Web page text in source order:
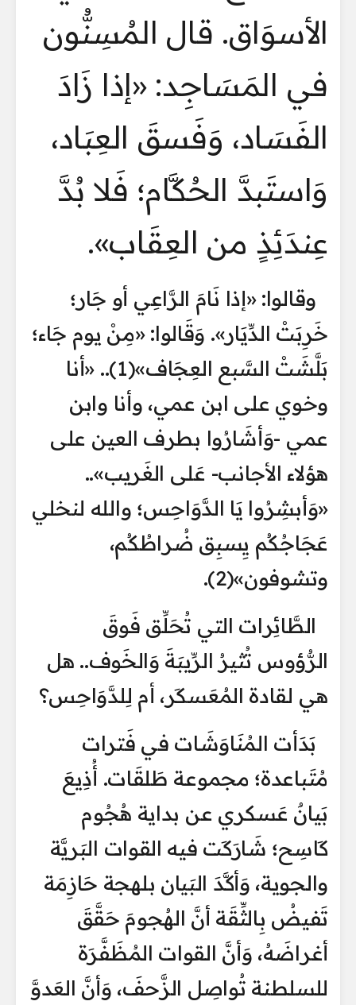
الأسوَاق. قال المُسِنُّون
في المَسَاجِد: «إذا زَادَ
الفَسَاد، وَفَسقَ العِبَاد،
وَاستَبدَّ الحُكَّام؛ فَلا بُدَّ
عِندَئِذٍ من العِقَاب».
وقالوا: «إذا نَامَ الرَّاعِي أو جَار؛
خَرِبَتْ الدِّيَار». وَقَالوا: «مِنْ يوم جَاء؛
بَلَّشَتْ السَّبع العِجَاف»(1).. «أنا
وخوي على ابن عمي، وأنا وابن
عمي -وَأشَارُوا بطرف العين على
هؤلاء الأجانب- عَلى الغَريب»..
«وَأبشِرُوا يَا الدَّوَاحِس؛ والله لنخلي
عَجَاجُكُم يِسبِق ضُراطُكُم،
وتشوفون»(2).
الطَّائِرات التي تُحَلِّق فَوقَ
الرُّؤوس تُثيرُ الرِّيبَةَ وَالخَوف.. هل
هي لقادة المُعَسكَر، أم لِلدَّوَاحِس؟
بَدَأت المُنَاوَشَات في فَترات
مُتَباعدة؛ مجموعة طَلقَات. أُذِيعَ
بَيانٌ عَسكري عن بداية هُجُوم
كَاسِح؛ شَارَكَت فيه القوات البَريَّة
والجوية، وَأكَّدَ البَيان بلهجة حَازِمَة
تَفيضُ بِالثِّقَة أنَّ الهُجومَ حَقَّقَ
أغراضَهُ، وَأنَّ القوات المُظَفَّرَة
للسلطنة تُواصِل الزَّحفَ، وَأنَّ العَدوَّ